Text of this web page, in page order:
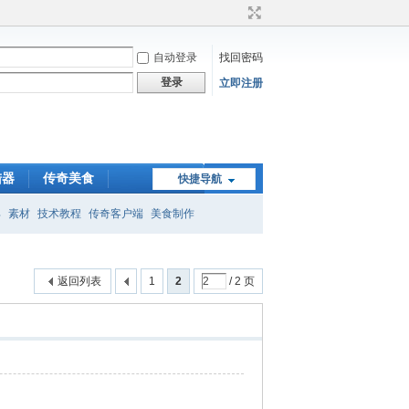
自动登录
找回密码
登录 立即注册
快捷导航
传奇美食
素材 技术教程 传奇客户端 美食制作
1 2 / 2 页
返回列表